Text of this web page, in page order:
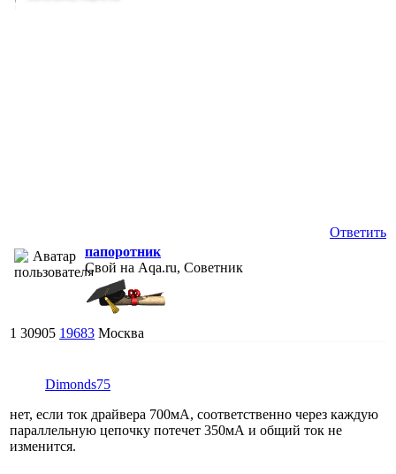
Ответить
папоротник
Свой на Aqa.ru, Советник
1 30905 19683 Москва
Dimonds75
нет, если ток драйвера 700мА, соответственно через каждую
параллельную цепочку потечет 350мА и общий ток не
изменится.